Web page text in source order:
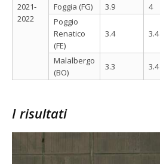
2021-
2022
Foggia (FG)
3.9 4
Poggio
Renatico
(FE)
3.4 3.4
Malalbergo
(BO)
3.3 3.4
I risultati